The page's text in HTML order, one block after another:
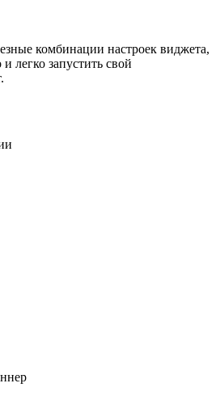
комбинации настроек виджета,
легко запустить свой